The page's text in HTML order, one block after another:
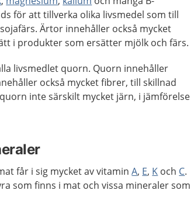
för att tillverka olika livsmedel som till
Ärtor innehåller också mycket
i produkter som ersätter mjölk och färs.
livsmedlet quorn. Quorn innehåller
också mycket fibrer, till skillnad
inte särskilt mycket järn, i jämförelse
får i sig mycket av vitaminA, E, K och C.
som finns i mat och vissa mineraler som